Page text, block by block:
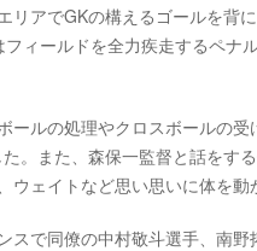
アでGKの構えるゴールを背
ィールドを全力疾走するペナ
ルの処理やクロスボールの
。また、森保一監督と話をす
ェイトなど思い思いに体を動
で同僚の中村敬斗選手、南野